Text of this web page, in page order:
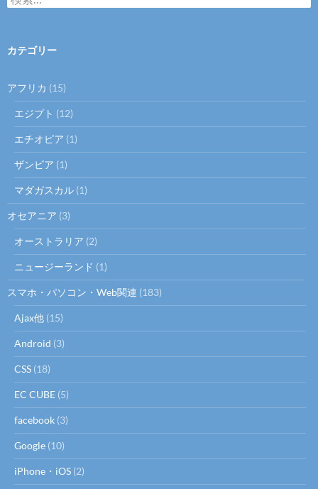
索
カテゴリー
アフリカ (15)
エジプト (12)
エチオピア (1)
ザンビア (1)
マダガスカル (1)
オセアニア (3)
オーストラリア (2)
ニュージーランド (1)
スマホ・パソコン・Web関連 (183)
Ajax他 (15)
Android (3)
CSS (18)
EC CUBE (5)
facebook (3)
Google (10)
iPhone・iOS (2)